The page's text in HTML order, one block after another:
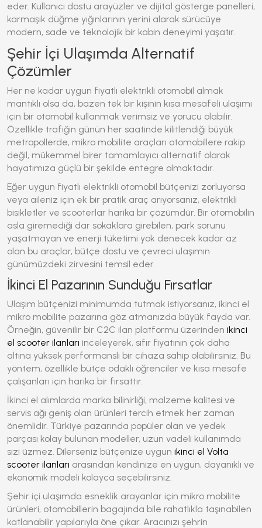
eder. Kullanıcı dostu arayüzler ve dijital gösterge panelleri,
karmaşık düğme yığınlarının yerini alarak sürücüye
modern, sade ve teknolojik bir kabin deneyimi yaşatır.
Şehir İçi Ulaşımda Alternatif
Çözümler
Her ne kadar uygun fiyatlı elektrikli otomobil almak
mantıklı olsa da, bazen tek bir kişinin kısa mesafeli ulaşımı
için bir otomobil kullanmak verimsiz ve yorucu olabilir.
Özellikle trafiğin günün her saatinde kilitlendiği büyük
metropollerde, mikro mobilite araçları otomobillere rakip
değil, mükemmel birer tamamlayıcı alternatif olarak
hayatımıza güçlü bir şekilde entegre olmaktadır.
Eğer uygun fiyatlı elektrikli otomobil bütçenizi zorluyorsa
veya aileniz için ek bir pratik araç arıyorsanız, elektrikli
bisikletler ve scooterlar harika bir çözümdür. Bir otomobilin
asla giremediği dar sokaklara girebilen, park sorunu
yaşatmayan ve enerji tüketimi yok denecek kadar az
olan bu araçlar, bütçe dostu ve çevreci ulaşımın
günümüzdeki zirvesini temsil eder.
İkinci El Pazarının Sunduğu Fırsatlar
Ulaşım bütçenizi minimumda tutmak istiyorsanız, ikinci el
mikro mobilite pazarına göz atmanızda büyük fayda var.
Örneğin, güvenilir bir C2C ilan platformu üzerinden ikinci
el scooter ilanları inceleyerek, sıfır fiyatının çok daha
altına yüksek performanslı bir cihaza sahip olabilirsiniz. Bu
yöntem, özellikle bütçe odaklı öğrenciler ve kısa mesafe
çalışanları için harika bir fırsattır.
İkinci el alımlarda marka bilinirliği, malzeme kalitesi ve
servis ağı geniş olan ürünleri tercih etmek her zaman
önemlidir. Türkiye pazarında popüler olan ve yedek
parçası kolay bulunan modeller, uzun vadeli kullanımda
sizi üzmez. Dilerseniz bütçenize uygun ikinci el Volta
scooter ilanları arasından kendinize en uygun, dayanıklı ve
ekonomik modeli kolayca seçebilirsiniz.
Şehir içi ulaşımda esneklik arayanlar için mikro mobilite
ürünleri, otomobillerin bagajında bile rahatlıkla taşınabilen
katlanabilir yapılarıyla öne çıkar. Aracınızı şehrin